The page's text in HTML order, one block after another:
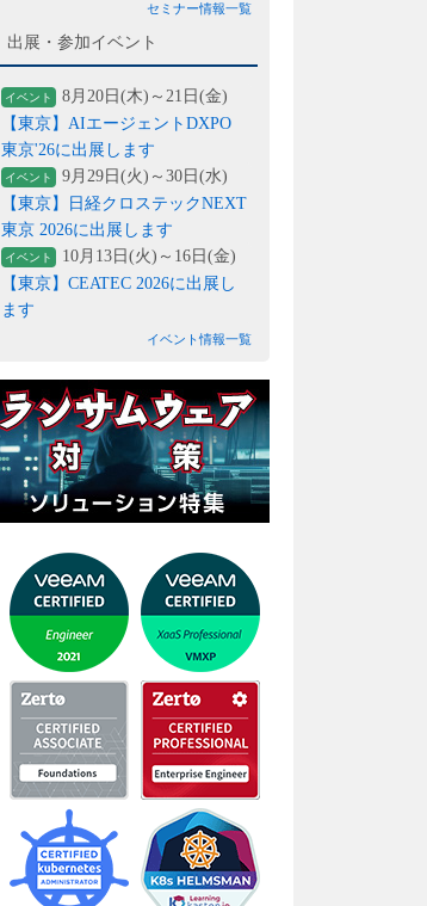
セミナー情報一覧
出展・参加イベント
イベント
8月20日(木)～21日(金)
【東京】AIエージェントDXPO
東京'26に出展します
イベント
9月29日(火)～30日(水)
【東京】日経クロステックNEXT
東京 2026に出展します
イベント
10月13日(火)～16日(金)
【東京】CEATEC 2026に出展し
ます
イベント情報一覧